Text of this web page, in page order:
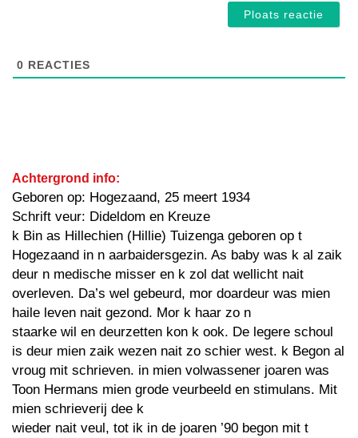
0 REACTIES
Achtergrond info:
Geboren op: Hogezaand, 25 meert 1934
Schrift veur: Dideldom en Kreuze
k Bin as Hillechien (Hillie) Tuizenga geboren op t
Hogezaand in n aarbaidersgezin. As baby was k al zaik
deur n medische misser en k zol dat wellicht nait
overleven. Da’s wel gebeurd, mor doardeur was mien
haile leven nait gezond. Mor k haar zo n
staarke wil en deurzetten kon k ook. De legere schoul
is deur mien zaik wezen nait zo schier west. k Begon al
vroug mit schrieven. in mien volwassener joaren was
Toon Hermans mien grode veurbeeld en stimulans. Mit
mien schrieverij dee k
wieder nait veul, tot ik in de joaren ’90 begon mit t